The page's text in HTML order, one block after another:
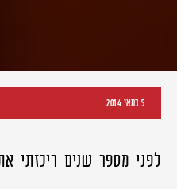
5 במאי 2014
לפני מספר שנים ריכזתי